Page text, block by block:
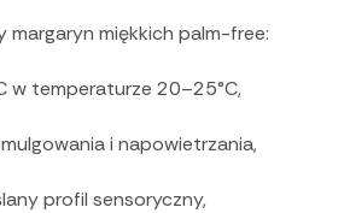
margaryn miękkich palm-free:
w temperaturze 20–25°C,
i napowietrzania,
profil sensoryczny,